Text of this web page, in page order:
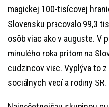
magickej 100-tisícovej
Slovensku pracovalo 99,3
osôb viac ako v auguste. V
minulého roka pritom na
cudzincov viac. Vyplýva to
sociálnych vecí a rodiny SR.